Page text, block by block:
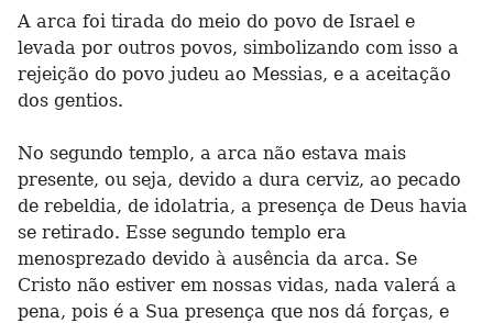
A arca foi tirada do meio do povo de Israel e
levada por outros povos, simbolizando com isso a
rejeição do povo judeu ao Messias, e a aceitação
dos gentios.
No segundo templo, a arca não estava mais
presente, ou seja, devido a dura cerviz, ao pecado
de rebeldia, de idolatria, a presença de Deus havia
se retirado. Esse segundo templo era
menosprezado devido à ausência da arca. Se
Cristo não estiver em nossas vidas, nada valerá a
pena, pois é a Sua presença que nos dá forças, e